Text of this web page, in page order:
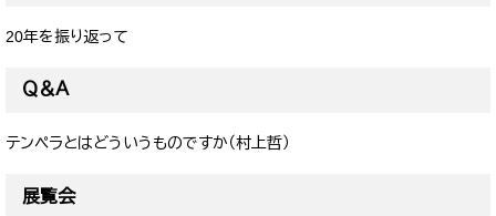
20年を振り返って
Ｑ＆Ａ
テンペラとはどういうものですか（村上哲）
展覧会